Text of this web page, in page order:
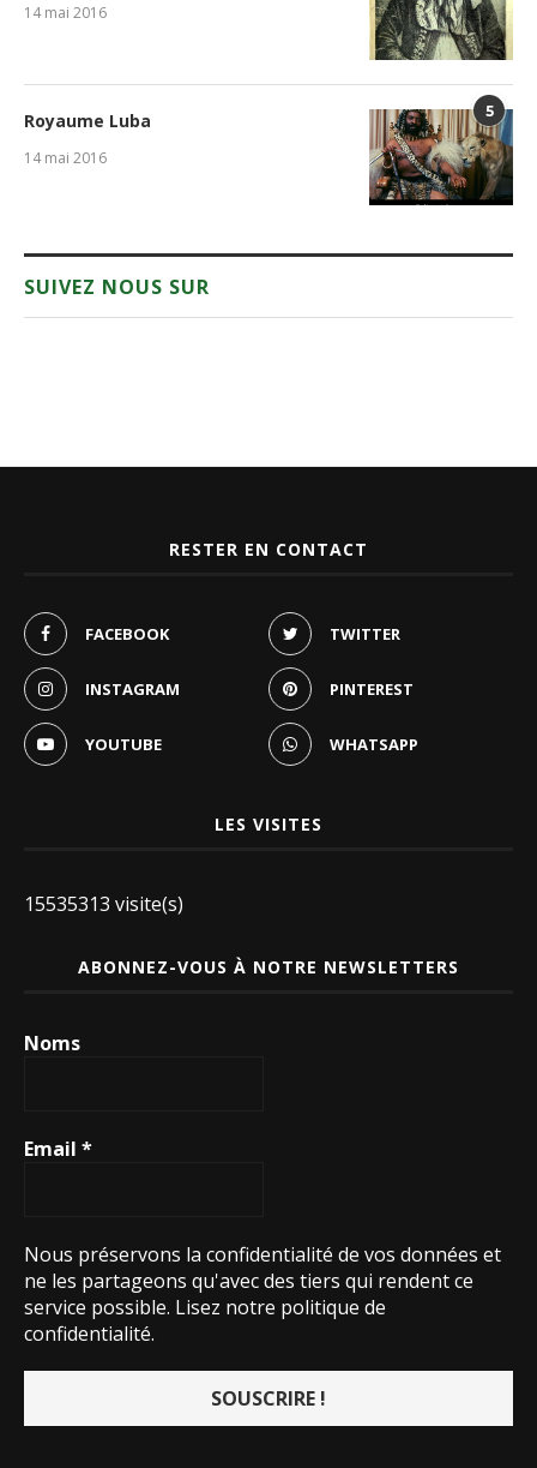
14 mai 2016
5
Royaume Luba
14 mai 2016
SUIVEZ NOUS SUR
RESTER EN CONTACT
FACEBOOK TWITTER
INSTAGRAM PINTEREST
YOUTUBE WHATSAPP
LES VISITES
15535313 visite(s)
ABONNEZ-VOUS À NOTRE NEWSLETTERS
Noms
Email *
Nous préservons la confidentialité de vos données et
ne les partageons qu'avec des tiers qui rendent ce
service possible. Lisez notre politique de
confidentialité.